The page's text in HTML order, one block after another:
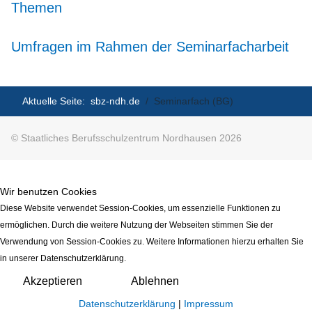
Themen
Umfragen im Rahmen der Seminarfacharbeit
Aktuelle Seite:sbz-ndh.de Seminarfach (BG)
© Staatliches Berufsschulzentrum Nordhausen 2026
Wir benutzen Cookies
Diese Website verwendet Session-Cookies, um essenzielle Funktionen zu
ermöglichen. Durch die weitere Nutzung der Webseiten stimmen Sie der
Verwendung von Session-Cookies zu. Weitere Informationen hierzu erhalten Sie
in unserer Datenschutzerklärung.
Akzeptieren Ablehnen
Datenschutzerklärung | Impressum